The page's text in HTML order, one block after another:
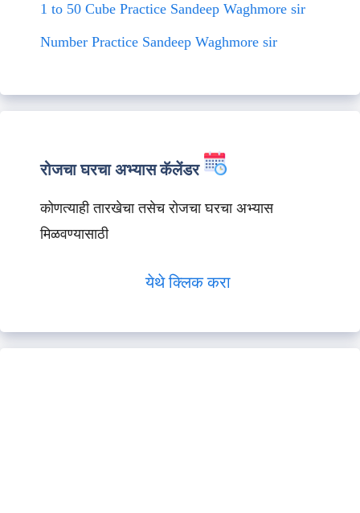
1 to 50 Cube Practice Sandeep Waghmore sir
Number Practice Sandeep Waghmore sir
रोजचा घरचा अभ्यास कॅलेंडर
कोणत्याही तारखेचा तसेच रोजचा घरचा अभ्यास
मिळवण्यासाठी
येथे क्लिक करा